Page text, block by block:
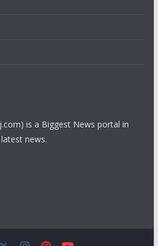
is a Biggest News portal in
news.